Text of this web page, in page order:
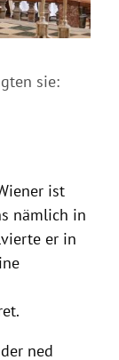
sie:
ist
nämlich in
er in
ned